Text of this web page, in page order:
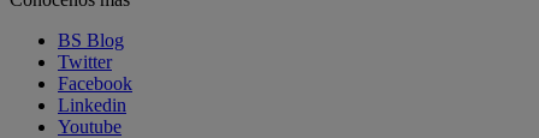
BS Blog
Twitter
Facebook
Linkedin
Youtube